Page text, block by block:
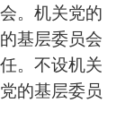
。机关党的
基层委员会
。不设机关
的基层委员